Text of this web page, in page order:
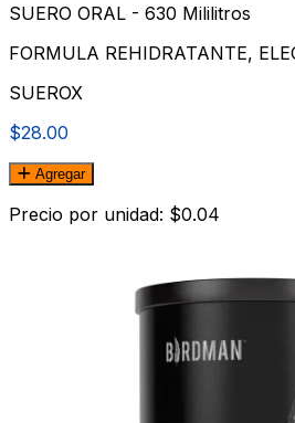
SUERO ORAL - 630 Mililitros
FORMULA REHIDRATANTE,
SUEROX
$28.00
Agregar
Precio por unidad: $0.04